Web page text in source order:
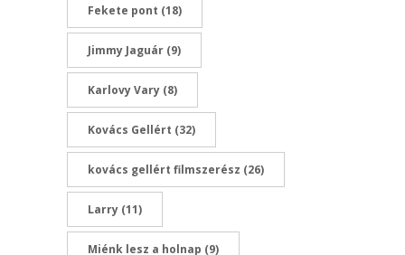
Fekete pont (18)
Jimmy Jaguár (9)
Karlovy Vary (8)
Kovács Gellért (32)
kovács gellért filmszerész (26)
Larry (11)
Miénk lesz a holnap (9)